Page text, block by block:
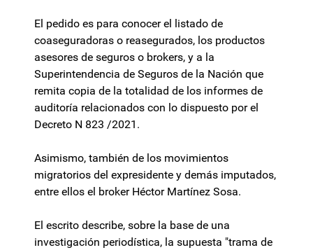
El pedido es para conocer el listado de
coaseguradoras o reasegurados, los productos
asesores de seguros o brokers, y a la
Superintendencia de Seguros de la Nación que
remita copia de la totalidad de los informes de
auditoría relacionados con lo dispuesto por el
Decreto N 823 /2021.
Asimismo, también de los movimientos
migratorios del expresidente y demás imputados,
entre ellos el broker Héctor Martínez Sosa.
El escrito describe, sobre la base de una
investigación periodística, la supuesta "trama de